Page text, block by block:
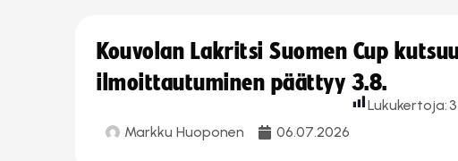
Kouvolan Lakritsi Suomen Cup
ilmoittautuminen päättyy 3.8.
Markku Huoponen 06.07.2026
Lukukertoja: